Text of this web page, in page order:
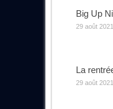
Big Up
29 août 2021
La
29 août 2021